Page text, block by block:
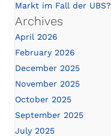
Markt im Fall der UBS?
Archives
April 2026
February 2026
December 2025
November 2025
October 2025
September 2025
July 2025